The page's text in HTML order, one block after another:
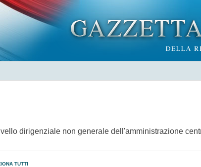
dirigenziale non generale dell'amministrazione
TUTTI